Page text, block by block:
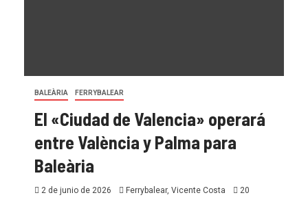
BALEÀRIA FERRYBALEAR
El «Ciudad de Valencia» operará
entre València y Palma para
Baleària
2 de junio de 2026 Ferrybalear, Vicente Costa 20